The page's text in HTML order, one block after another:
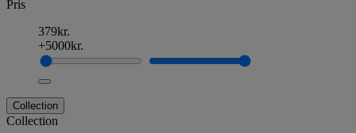
Pris
379kr.
+5000kr.
Collection
Collection